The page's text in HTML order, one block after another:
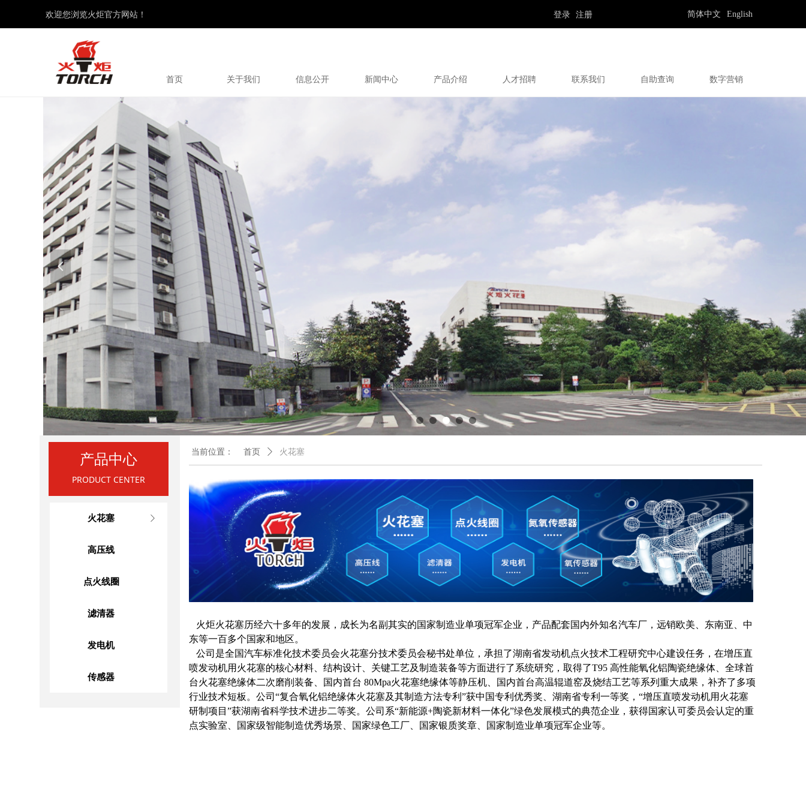
首页 关于我们 信息公开 新闻中心 产品介绍 人才招聘 联系我们 自助查询 数字营销
欢迎您浏览火炬官方网站！ 简体中文 English
登录 注册
넳
产品中心
PRODUCT CENTER
火花塞 ꁕ
高压线
点火线圈
滤清器
发电机
传感器
首页 ꄲ 火花塞
当前位置：
火炬火花塞历经六十多年的发展，成长为名副其实的国家制造业单项冠军企业，产品配套国内外知名汽车厂，远销欧美、东南亚、中
东等一百多个国家和地区。
公司是全国汽车标准化技术委员会火花塞分技术委员会秘书处单位，承担了湖南省发动机点火技术工程研究中心建设任务，在增压直
喷发动机用火花塞的核心材料、结构设计、关键工艺及制造装备等方面进行了系统研究，取得了T95 高性能氧化铝陶瓷绝缘体、全球首
台火花塞绝缘体二次磨削装备、国内首台 80Mpa火花塞绝缘体等静压机、国内首台高温辊道窑及烧结工艺等系列重大成果，补齐了多项
行业技术短板。公司“复合氧化铝绝缘体火花塞及其制造方法专利”获中国专利优秀奖、湖南省专利一等奖，“增压直喷发动机用火花塞
研制项目”获湖南省科学技术进步二等奖。公司系“新能源+陶瓷新材料一体化”绿色发展模式的典范企业，获得国家认可委员会认定的重
点实验室、国家级智能制造优秀场景、国家绿色工厂、国家银质奖章、国家制造业单项冠军企业等。